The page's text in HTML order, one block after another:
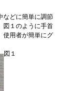
などに簡単に調節
図１のように手首
使用者が簡単にグ
図１